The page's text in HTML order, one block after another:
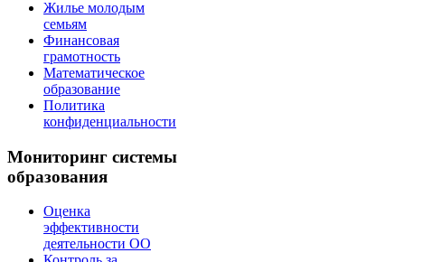
Жилье молодым
семьям
Финансовая
грамотность
Математическое
образование
Политика
конфиденциальности
Мониторинг системы
образования
Оценка
эффективности
деятельности ОО